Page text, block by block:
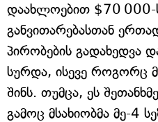
დაახლოებით $70 000-ს
განვითარებასთან
პირობების გადახედვა
სურდა, ისევე როგორც
შინს. თუმცა, ეს
გამოც მსახიობმა მე-4